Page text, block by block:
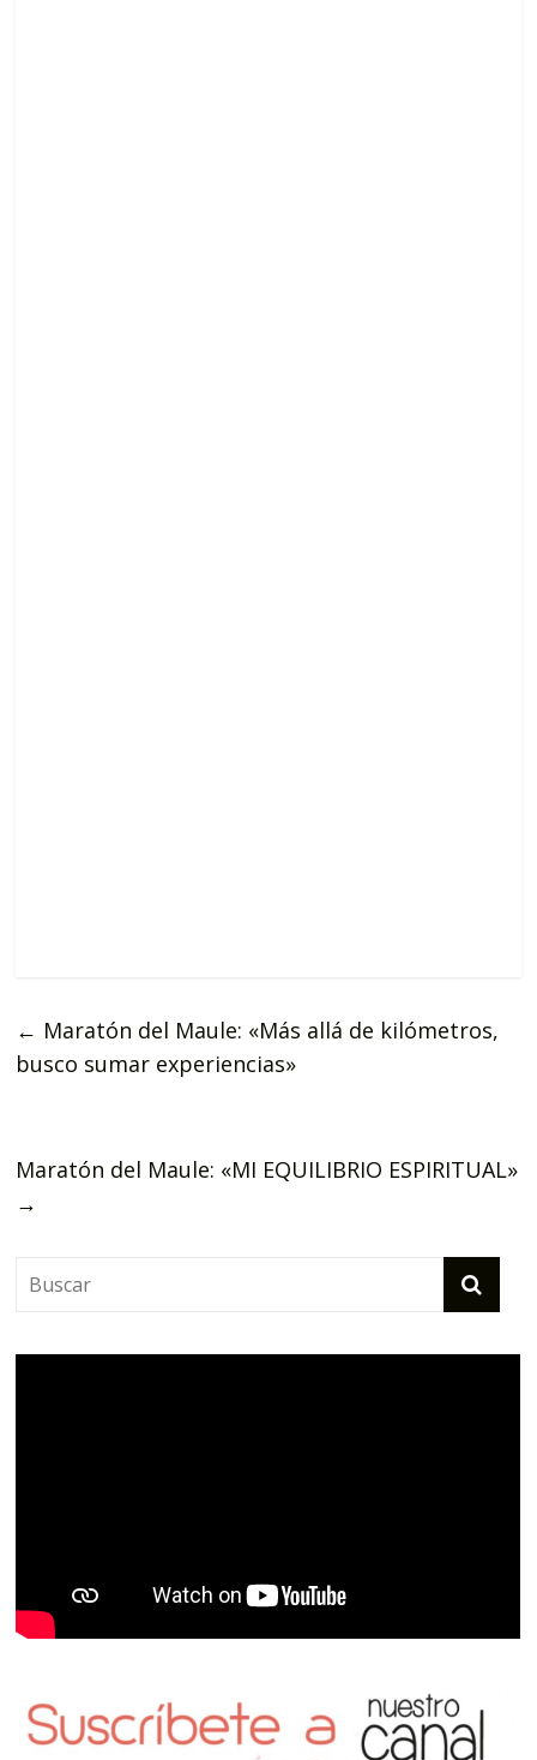
← Maratón del Maule: «Más allá de kilómetros,
busco sumar experiencias»
Maratón del Maule: «MI EQUILIBRIO ESPIRITUAL»
→